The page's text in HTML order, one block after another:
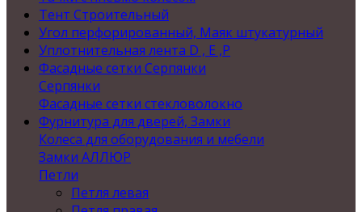
Тент Строительный
Угол перфорированный, Маяк штукатурный
Уплотнительная лента D , Е ,P
Фасадные сетки Серпянки
Серпянки
Фасадные сетки стекловолокно
Фурнитура для дверей, Замки
Колеса для оборудования и мебели
Замки АЛЛЮР
Петли
Петля левая